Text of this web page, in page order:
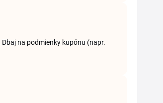
na podmienky kupónu (napr.